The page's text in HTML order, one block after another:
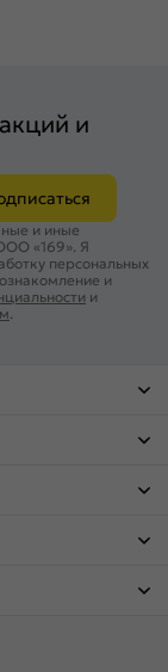
и
и иные
«169». Я
персональных
и
и